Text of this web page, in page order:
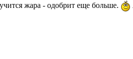
жара - одобрит еще больше.